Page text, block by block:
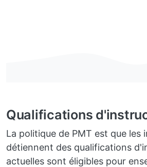
Qualifications
La politique de PMT est que les
détiennent des qualifications
actuelles sont éligibles pour